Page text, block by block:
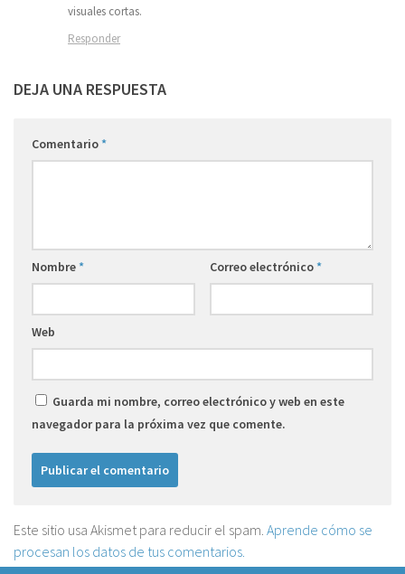
visuales cortas.
Responder
DEJA UNA RESPUESTA
Comentario*
Nombre* Correo electrónico*
Web
Guarda mi nombre, correo electrónico y web en este
navegador para la próxima vez que comente.
Este sitio usa Akismet para reducir el spam. Aprende cómo se
procesan los datos de tus comentarios.